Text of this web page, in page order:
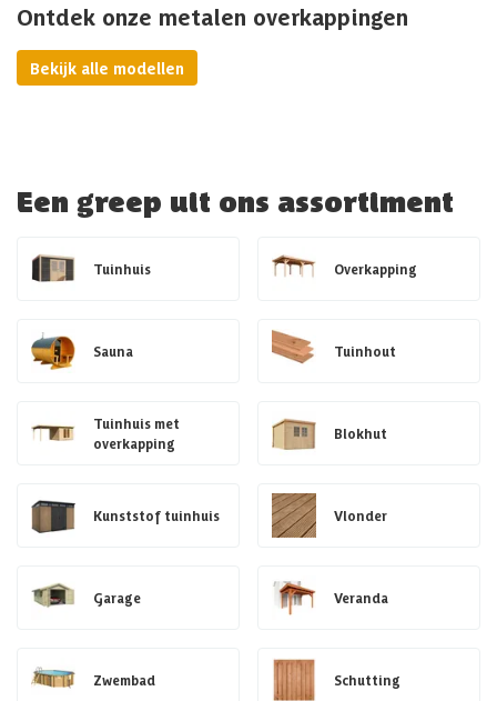
Ontdek onze metalen overkappingen
Bekijk alle modellen
Een greep uit ons assortiment
Tuinhuis Overkapping
Sauna Tuinhout
Tuinhuis met
overkapping
Blokhut
Kunststof tuinhuis Vlonder
Garage Veranda
Zwembad Schutting